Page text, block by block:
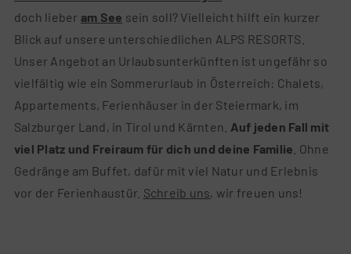
doch lieber am See sein soll? Vielleicht hilft ein kurzer
Blick auf unsere unterschiedlichen ALPS RESORTS.
Unser Angebot an Urlaubsunterkünften ist ungefähr so
vielfältig wie ein Sommerurlaub in Österreich: Chalets,
Appartements, Ferienhäuser in der Steiermark, im
Salzburger Land, in Tirol und Kärnten. Auf jeden Fall mit
viel Platz und Freiraum für dich und deine Familie . Ohne
Gedränge am Buffet, dafür mit viel Natur und Erlebnis
vor der Ferienhaustür. Schreib uns, wir freuen uns!